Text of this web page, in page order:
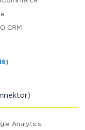
CRM
Analytics